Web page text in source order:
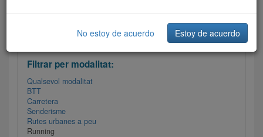
Filtrar les rutes
Filtrar per modalitat:
Qualsevol modalitat
BTT
Carretera
Senderisme
Rutes urbanes a peu
Running
No estoy de acuerdo Estoy de acuerdo